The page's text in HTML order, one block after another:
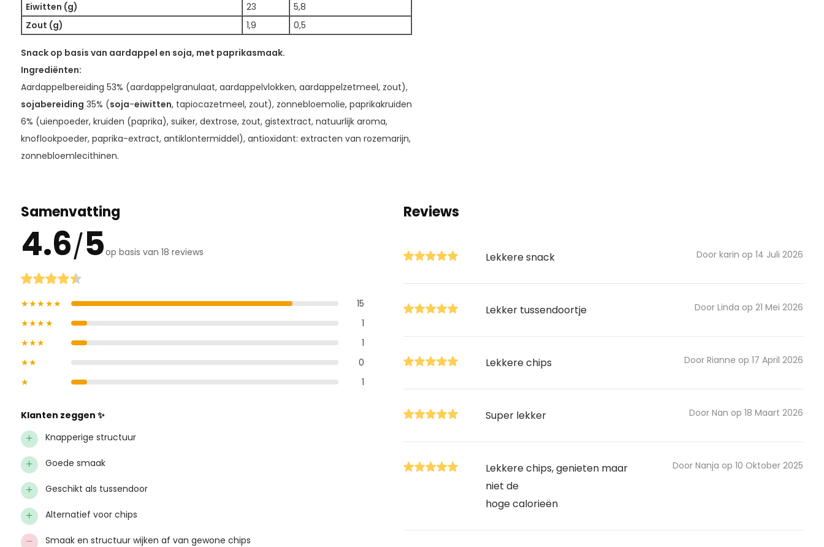
Eiwitten (g)
23
5,8
Zout (g)
1,9 0,5
Snack op basis van aardappel en soja, met paprikasmaak.
Ingrediënten:
Aardappelbereiding 53% (aardappelgranulaat, aardappelvlokken, aardappelzetmeel, zout),
sojabereiding 35% (soja-eiwitten, tapiocazetmeel, zout), zonnebloemolie, paprikakruiden
6% (uienpoeder, kruiden (paprika), suiker, dextrose, zout, gistextract, natuurlijk aroma,
knoflookpoeder, paprika-extract, antiklontermiddel), antioxidant: extracten van rozemarijn,
zonnebloemlecithinen.
Samenvatting
4.6/5op basis van 18 reviews
★★★★★
15
★★★★
1
★★★
1
★★
0
★
1
Klanten zeggen ✨
+
Knapperige structuur
+ Goede smaak
+ Geschikt als tussendoor
+ Alternatief voor chips
− Smaak en structuur wijken af van gewone chips
Reviews
Lekkere snack Door karin op 14 Juli 2026
Lekker tussendoortje Door Linda op 21 Mei 2026
Lekkere chips Door Rianne op 17 April 2026
Super lekker Door Nan op 18 Maart 2026
Lekkere chips, genieten maar
niet de
hoge calorieën
Door Nanja op 10 Oktober 2025